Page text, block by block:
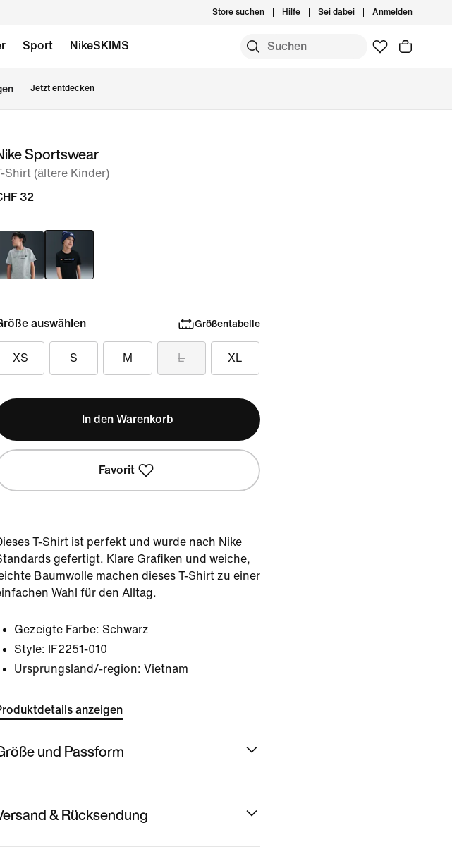
Store suchen Hilfe Sei dabei Anmelden
Sport NikeSKIMS
Jetzt entdecken
Sportswear
Shirt (ältere Kinder)
32
auswählen Größentabelle
XS S M L XL
In den Warenkorb
Favorit
T-Shirt ist perfekt und wurde nach Nike
gefertigt. Klare Grafiken und weiche,
Baumwolle machen dieses T-Shirt zu einer
Wahl für den Alltag.
Gezeigte Farbe: Schwarz
Style:
IF2251-010
Ursprungsland/-region: Vietnam
anzeigen
und Passform
& Rücksendung